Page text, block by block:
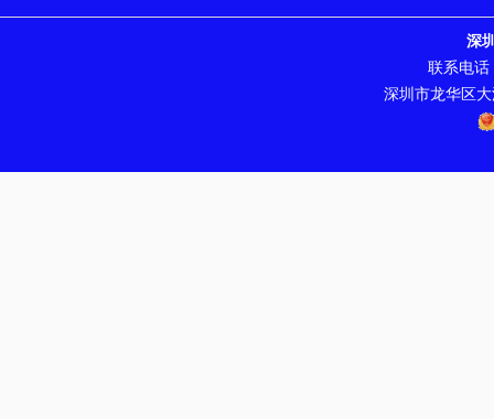
深
联系电话
深圳市龙华区